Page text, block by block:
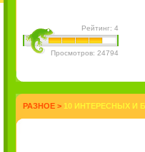
Рейтинг: 4
Просмотров: 24794
РАЗНОЕ > 10 ИНТЕРЕСНЫХ И